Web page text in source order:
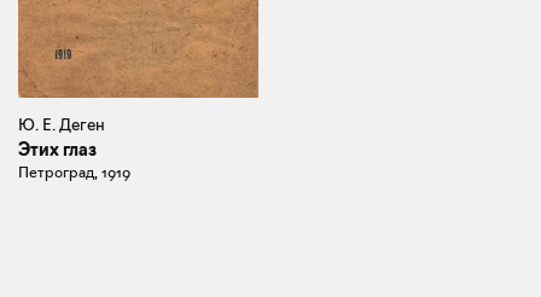
Ю. Е. Деген
Этих глаз
Петроград, 1919